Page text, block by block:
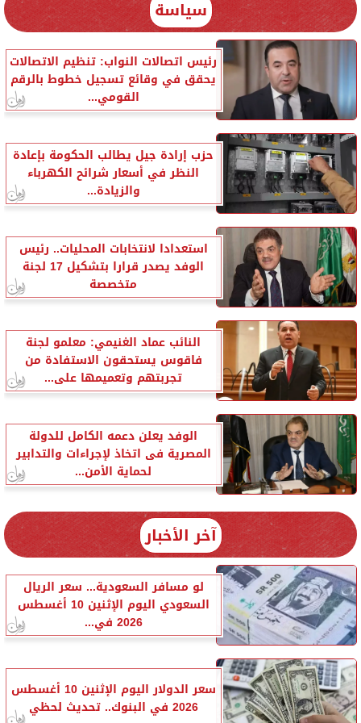
سياسة
رئيس اتصالات النواب: تنظيم الاتصالات
يحقق في وقائع تسجيل خطوط بالرقم
القومي...
حزب إرادة جيل يطالب الحكومة بإعادة
النظر في أسعار شرائح الكهرباء
والزيادة...
استعدادا لانتخابات المحليات.. رئيس
الوفد يصدر قرارا بتشكيل 17 لجنة
متخصصة
النائب عماد الغنيمي: معلمو لجنة
فاقوس يستحقون الاستفادة من
تجربتهم وتعميمها على...
الوفد يعلن دعمه الكامل للدولة
المصرية فى اتخاذ لإجراءات والتدابير
لحماية الأمن...
آخر الأخبار
لو مسافر السعودية... سعر الريال
السعودي اليوم الإثنين 10 أغسطس
2026 في...
سعر الدولار اليوم الإثنين 10 أغسطس
2026 في البنوك.. تحديث لحظي